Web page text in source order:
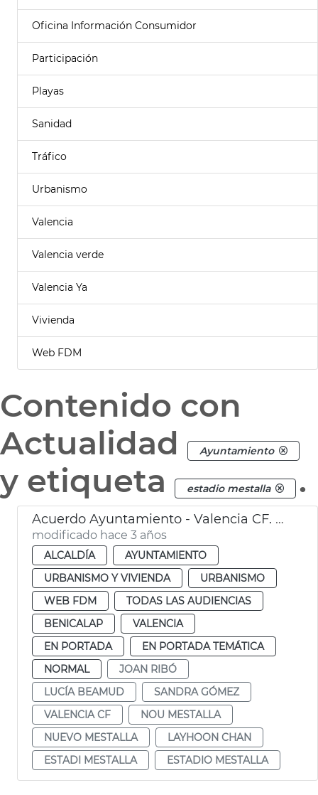
Oficina Información Consumidor
Participación
Playas
Sanidad
Tráfico
Urbanismo
Valencia
Valencia verde
Valencia Ya
Vivienda
Web FDM
Contenido con
Actualidad
Ayuntamiento
y etiqueta estadio mestalla .
Acuerdo Ayuntamiento - Valencia CF. Polideportivo Benicalap
modificado hace 3 años
ALCALDÍA
AYUNTAMIENTO
URBANISMO Y VIVIENDA
URBANISMO
WEB FDM
TODAS LAS AUDIENCIAS
BENICALAP
VALENCIA
EN PORTADA
EN PORTADA TEMÁTICA
NORMAL
JOAN RIBÓ
LUCÍA BEAMUD
SANDRA GÓMEZ
VALENCIA CF
NOU MESTALLA
NUEVO MESTALLA
LAYHOON CHAN
ESTADI MESTALLA
ESTADIO MESTALLA